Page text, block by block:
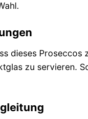
dieses Proseccos
zu servieren.